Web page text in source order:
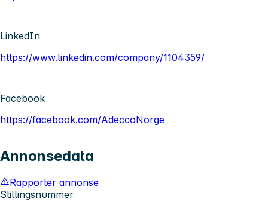
LinkedIn
https://www.linkedin.com/company/1104359/
Facebook
https://facebook.com/AdeccoNorge
Annonsedata
Rapporter annonse
Stillingsnummer